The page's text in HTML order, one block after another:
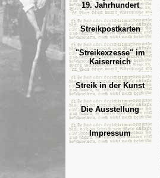
19. Jahrhundert
Streikpostkarten
"Streikexzesse" im
Kaiserreich
Streik in der Kunst
Die Ausstellung
Impressum